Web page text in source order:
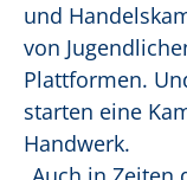
und
von
Plattformen.
starten eine
Handwerk.